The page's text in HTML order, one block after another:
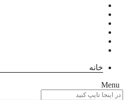
خانه
Menu